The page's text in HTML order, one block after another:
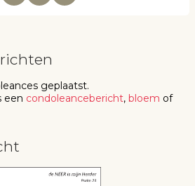
geplaatst.
een condoleancebericht, bloem of